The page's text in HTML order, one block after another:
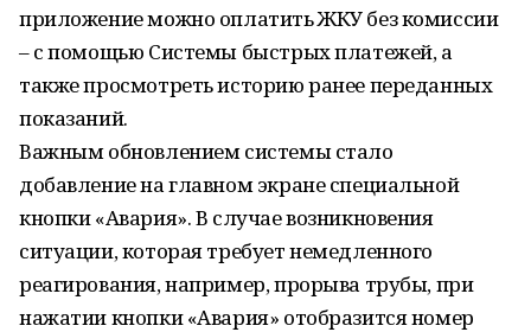
приложение можно оплатить ЖКУ без комиссии
– с помощью Системы быстрых платежей, а
также просмотреть историю ранее переданных
показаний.
Важным обновлением системы стало
добавление на главном экране специальной
кнопки «Авария». В случае возникновения
ситуации, которая требует немедленного
реагирования, например, прорыва трубы, при
нажатии кнопки «Авария» отобразится номер